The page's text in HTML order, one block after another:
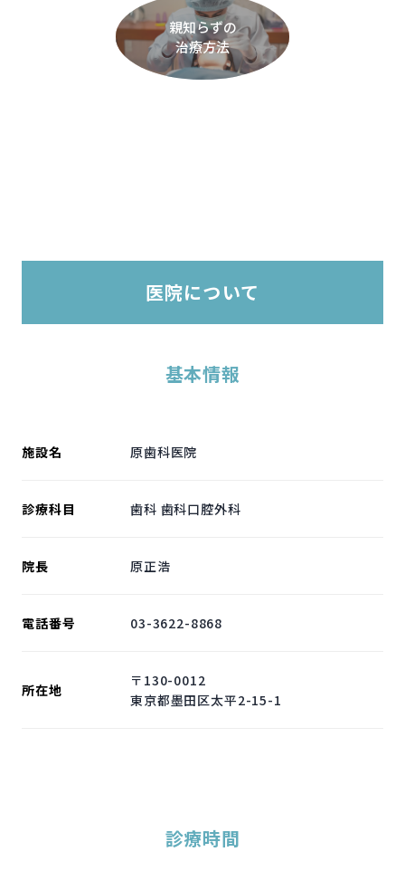
親知らずの
治療方法
医院について
基本情報
施設名 原歯科医院
診療科目 歯科 歯科口腔外科
院長 原正浩
電話番号 03-3622-8868
所在地
〒130-0012
東京都墨田区太平2-15-1
診療時間